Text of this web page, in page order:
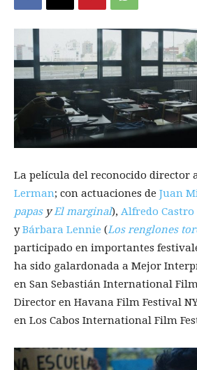
La película del reconocido director
Lerman; con actuaciones de Juan
papasyEl marginal), Alfredo Castro
yBárbara Lennie (Los renglones
participado en importantes
ha sido galardonada a Mejor
en San Sebastián International
Director en Havana Film Festival
en Los Cabos International Film